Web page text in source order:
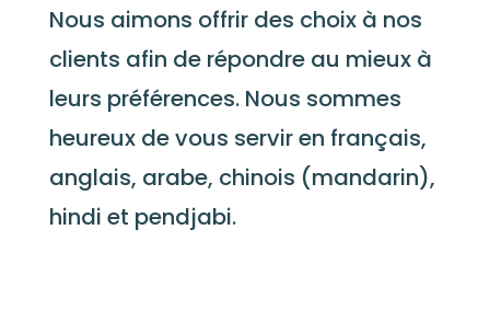
Nous aimons offrir des choix à nos
clients afin de répondre au mieux à
leurs préférences. Nous sommes
heureux de vous servir en français,
anglais, arabe, chinois (mandarin),
hindi et pendjabi.